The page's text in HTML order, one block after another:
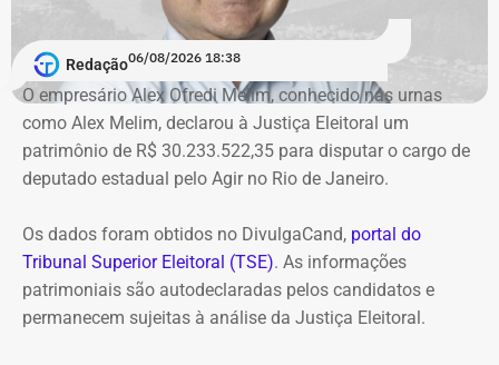
O órgão também requer que o ex-governador seja
intimado a quitar os valores da condenação. Segundo os
cálculos atualizados apresentados à Justiça, o
ressarcimento ao erário, originalmente fixado em R$
234,4 milhões, chega hoje a R$ 2,55 bilhões. O MP ainda
cobra R$ 778,9 mil de multa civil e R$ 11,9 milhões por
danos morais coletivos.
Globo”
Redação06/08/2026 18:38
O empresário Alex Ofredi Melim, conhecido nas urnas
como Alex Melim, declarou à Justiça Eleitoral um
patrimônio de R$ 30.233.522,35 para disputar o cargo de
deputado estadual pelo Agir no Rio de Janeiro.
Os dados foram obtidos no DivulgaCand, portal do
Tribunal Superior Eleitoral (TSE). As informações
patrimoniais são autodeclaradas pelos candidatos e
permanecem sujeitas à análise da Justiça Eleitoral.